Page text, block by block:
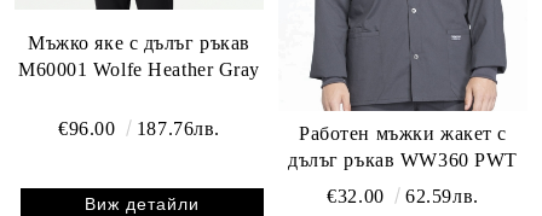
Мъжко яке с дълъг ръкав
М60001 Wolfe Heather Gray
€96.00 187.76лв.
Виж детайли
Работен мъжки жакет с
дълъг ръкав WW360 PWT
€32.00
62.59лв.